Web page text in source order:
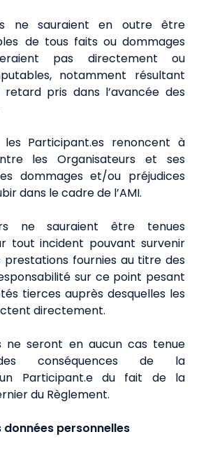
ne sauraient en outre être
de tous faits ou dommages
pas directement ou
notamment résultant
pris dans l’avancée des
les Participant.es renoncent à
les Organisateurs et ses
dommages et/ou préjudices
dans le cadre de l’AMI.
ne sauraient être tenues
tout incident pouvant survenir
prestations fournies au titre des
sur ce point pesant
tierces auprès desquelles les
directement.
ne seront en aucun cas tenue
conséquences de la
Participant.e du fait de la
du Règlement.
données personnelles